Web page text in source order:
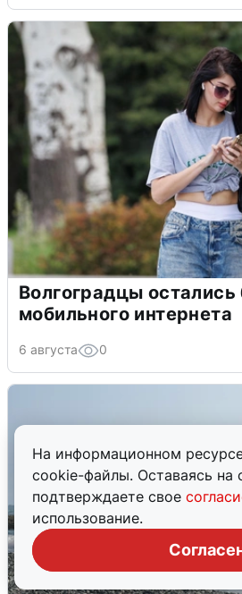
На информационном
cookie-файлы. Оставаясь на
подтверждаете свое
использование.
Волгоградцы остались
мобильного интернета
6 августа 0